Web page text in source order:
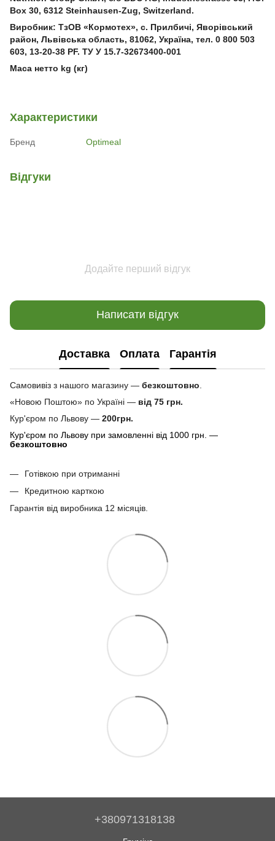
Box 30, 6312 Steinhausen-Zug, Switzerland.
Виробник: ТзОВ «Кормотех», с. Прилбичі, Яворівський
район, Львівська область, 81062, Україна, тел. 0 800 503
603, 13-20-38 PF. ТУ У 15.7-32673400-001
Маса нетто kg (кг)
Характеристики
Бренд Optimeal
Відгуки
Додайте перший відгук
Написати відгук
Доставка Оплата Гарантія
Самовивіз з нашого магазину — безкоштовно
«Новою Поштою» по Україні — від 75 грн.
Кур'єром по Львову — 200грн.
Кур'єром по Львову при замовленні від 1000 грн. —
безкоштовно
Готівкою при отриманні
Кредитною карткою
Гарантія від виробника 12 місяців.
+380971318138